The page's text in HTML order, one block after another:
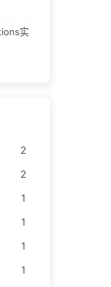
实
2
2
1
1
1
1